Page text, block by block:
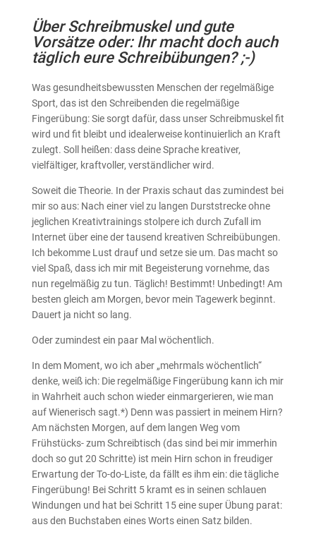
Über Schreibmuskel und gute
Vorsätze oder: Ihr macht doch auch
täglich eure Schreibübungen? ;-)
Was gesundheitsbewussten Menschen der regelmäßige
Sport, das ist den Schreibenden die regelmäßige
Fingerübung: Sie sorgt dafür, dass unser Schreibmuskel fit
wird und fit bleibt und idealerweise kontinuierlich an Kraft
zulegt. Soll heißen: dass deine Sprache kreativer,
vielfältiger, kraftvoller, verständlicher wird.
Soweit die Theorie. In der Praxis schaut das zumindest bei
mir so aus: Nach einer viel zu langen Durststrecke ohne
jeglichen Kreativtrainings stolpere ich durch Zufall im
Internet über eine der tausend kreativen Schreibübungen.
Ich bekomme Lust drauf und setze sie um. Das macht so
viel Spaß, dass ich mir mit Begeisterung vornehme, das
nun regelmäßig zu tun. Täglich! Bestimmt! Unbedingt! Am
besten gleich am Morgen, bevor mein Tagewerk beginnt.
Dauert ja nicht so lang.
Oder zumindest ein paar Mal wöchentlich.
In dem Moment, wo ich aber „mehrmals wöchentlich“
denke, weiß ich: Die regelmäßige Fingerübung kann ich mir
in Wahrheit auch schon wieder einmargerieren, wie man
auf Wienerisch sagt.*) Denn was passiert in meinem Hirn?
Am nächsten Morgen, auf dem langen Weg vom
Frühstücks- zum Schreibtisch (das sind bei mir immerhin
doch so gut 20 Schritte) ist mein Hirn schon in freudiger
Erwartung der To-do-Liste, da fällt es ihm ein: die tägliche
Fingerübung! Bei Schritt 5 kramt es in seinen schlauen
Windungen und hat bei Schritt 15 eine super Übung parat:
aus den Buchstaben eines Worts einen Satz bilden.